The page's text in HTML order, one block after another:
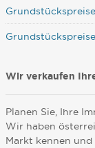
Wir verkaufen
Planen Sie, Ihre
Wir haben
Markt kennen